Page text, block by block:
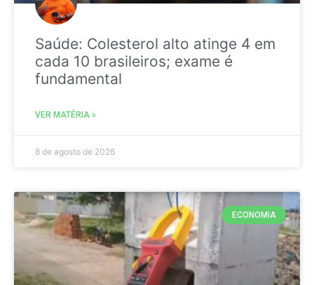
Saúde: Colesterol alto atinge 4 em
cada 10 brasileiros; exame é
fundamental
VER MATÉRIA »
8 de agosto de 2026
ECONOMIA